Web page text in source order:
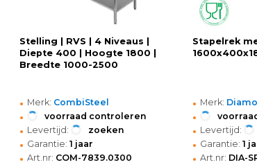
Stelling | RVS | 4 Niveaus |
Diepte 400 | Hoogte 1800 |
Breedte 1000-2500
• Merk: CombiSteel
• voorraad controleren
• Levertijd: zoeken
• Garantie: 1 jaar
• Art.nr: COM-7839.0300
Stapelrek
• Merk:
•
• Levertijd:
• Garantie: 1
• Art.nr: DIA-